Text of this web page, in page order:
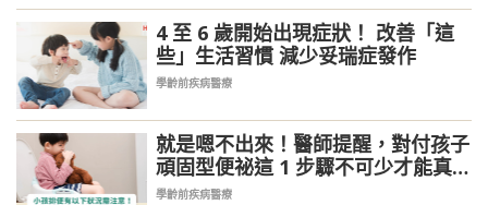
4 至 6 歲開始出現症狀！ 改善「這
些」生活習慣 減少妥瑞症發作
學齡前疾病醫療
就是嗯不出來！醫師提醒，對付孩子
頑固型便祕這 1 步驟不可少才能真緩
解
學齡前疾病醫療